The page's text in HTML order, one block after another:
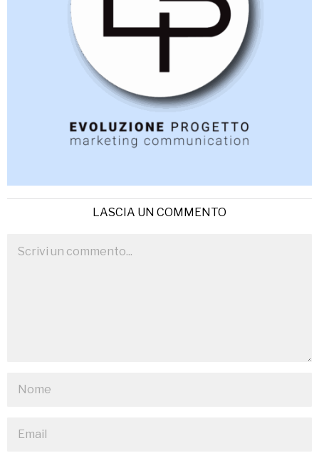
LASCIA UN COMMENTO